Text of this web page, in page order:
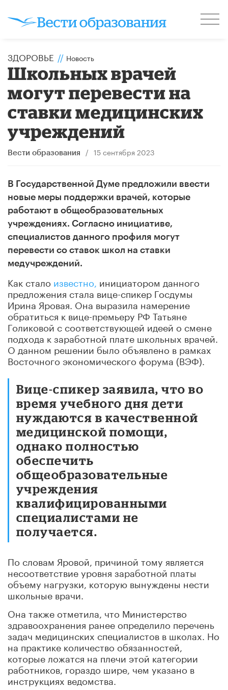
ЗДОРОВЬЕ // Новость
Школьных врачей
могут перевести на
ставки медицинских
учреждений
Вести образования / 15 сентября 2023
В Государственной Думе предложили ввести
новые меры поддержки врачей, которые
работают в общеобразовательных
учреждениях. Согласно инициативе,
специалистов данного профиля могут
перевести со ставок школ на ставки
медучреждений.
Как стало известно, инициатором данного
предложения стала вице-спикер Госдумы
Ирина Яровая. Она выразила намерение
обратиться к вице-премьеру РФ Татьяне
Голиковой с соответствующей идеей о смене
подхода к заработной плате школьных врачей.
О данном решении было объявлено в рамках
Восточного экономического форума (ВЭФ).
Вице-спикер заявила, что во
время учебного дня дети
нуждаются в качественной
медицинской помощи,
однако полностью
обеспечить
общеобразовательные
учреждения
квалифицированными
специалистами не
получается.
По словам Яровой, причиной тому является
несоответствие уровня заработной платы
объему нагрузки, которую вынуждены нести
школьные врачи.
Она также отметила, что Министерство
здравоохранения ранее определило перечень
задач медицинских специалистов в школах. Но
на практике количество обязанностей,
которые ложатся на плечи этой категории
работников, гораздо шире, чем указано в
инструкциях ведомства.